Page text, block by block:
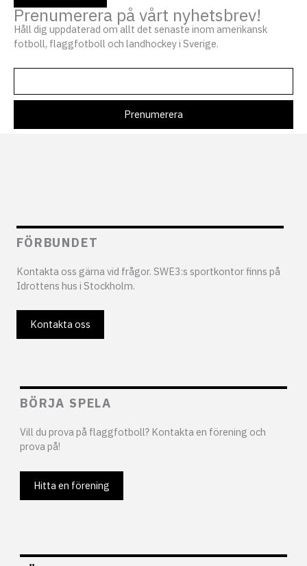
Prenumerera på vårt nyhetsbrev!
Håll dig uppdaterad om allt det senaste inom amerikansk
fotboll, flaggfotboll och landhockey i Sverige.
FÖRBUNDET
Kontakta oss gärna vid frågor. SWE3:s sportkontor finns på
Idrottens hus i Stockholm.
Kontakta oss
BÖRJA SPELA
Vill du prova på flaggfotboll? Kontakta en förening och
prova på!
Hitta en förening